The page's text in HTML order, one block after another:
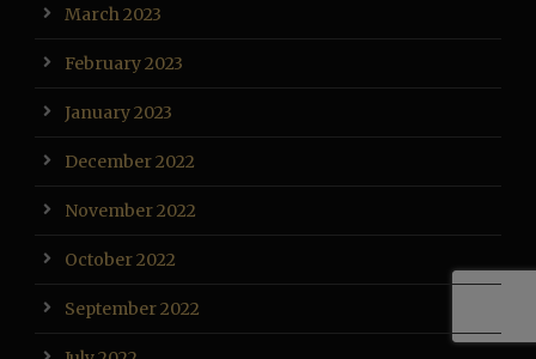
March 2023
February 2023
January 2023
December 2022
November 2022
October 2022
September 2022